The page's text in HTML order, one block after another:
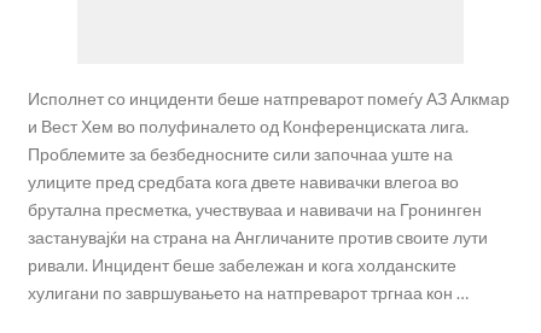
Исполнет со инциденти беше натпреварот помеѓу АЗ Алкмар
и Вест Хем во полуфиналето од Конференциската лига.
Проблемите за безбедносните сили започнаа уште на
улиците пред средбата кога двете навивачки влегоа во
брутална пресметка, учествуваа и навивачи на Гронинген
застанувајќи на страна на Англичаните против своите лути
ривали. Инцидент беше забележан и кога холданските
хулигани по завршувањето на натпреварот тргнаа кон …